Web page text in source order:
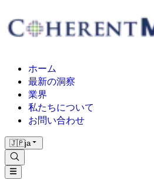
ホーム
最新の洞察
業界
私たちについて
お問い合わせ
🇯🇵ja